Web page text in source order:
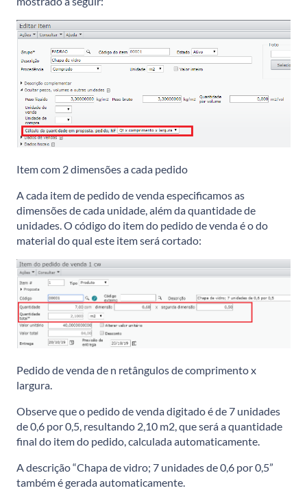
Item com 2 dimensões a cada pedido
A cada item de pedido de venda especificamos as
dimensões de cada unidade, além da quantidade de
unidades. O código do item do pedido de venda é o do
material do qual este item será cortado:
Pedido de venda de n retângulos de comprimento x
largura.
Observe que o pedido de venda digitado é de 7 unidades
de 0,6 por 0,5, resultando 2,10 m2, que será a quantidade
final do item do pedido, calculada automaticamente.
A descrição “Chapa de vidro; 7 unidades de 0,6 por 0,5”
também é gerada automaticamente.